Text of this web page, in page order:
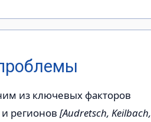
из ключевых факторов
регионов [Audretsch, Keilbach,